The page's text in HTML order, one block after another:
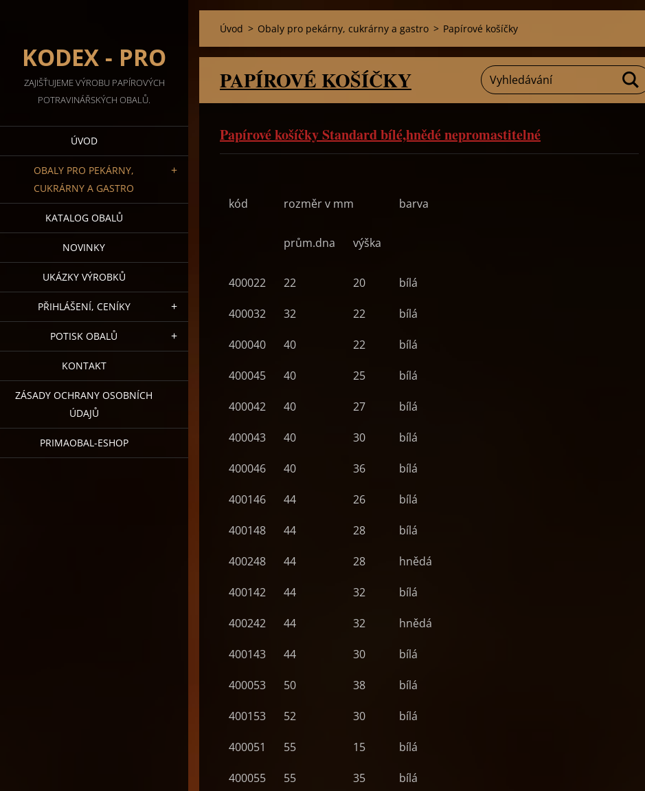
KODEX - PRO
ZAJIŠŤUJEME VÝROBU PAPÍROVÝCH
POTRAVINÁŘSKÝCH OBALŮ.
ÚVOD
OBALY PRO PEKÁRNY,
CUKRÁRNY A GASTRO
KATALOG OBALŮ
NOVINKY
UKÁZKY VÝROBKŮ
PŘIHLÁŠENÍ, CENÍKY
POTISK OBALŮ
KONTAKT
ZÁSADY OCHRANY OSOBNÍCH
ÚDAJŮ
PRIMAOBAL-ESHOP
Úvod > Obaly pro pekárny, cukrárny a gastro > Papírové košíčky
PAPÍROVÉ KOŠÍČKY
Papírové košíčky Standard bílé,hnědé nepromastitelné
kód rozměr v mm barva
prům.dna výška
400022 22 20 bílá
400032 32 22 bílá
400040 40 22 bílá
400045 40 25 bílá
400042 40 27 bílá
400043 40 30 bílá
400046 40 36 bílá
400146 44 26 bílá
400148 44 28 bílá
400248 44 28 hnědá
400142 44 32 bílá
400242 44 32 hnědá
400143 44 30 bílá
400053 50 38 bílá
400153 52 30 bílá
400051 55 15 bílá
400055 55 35 bílá